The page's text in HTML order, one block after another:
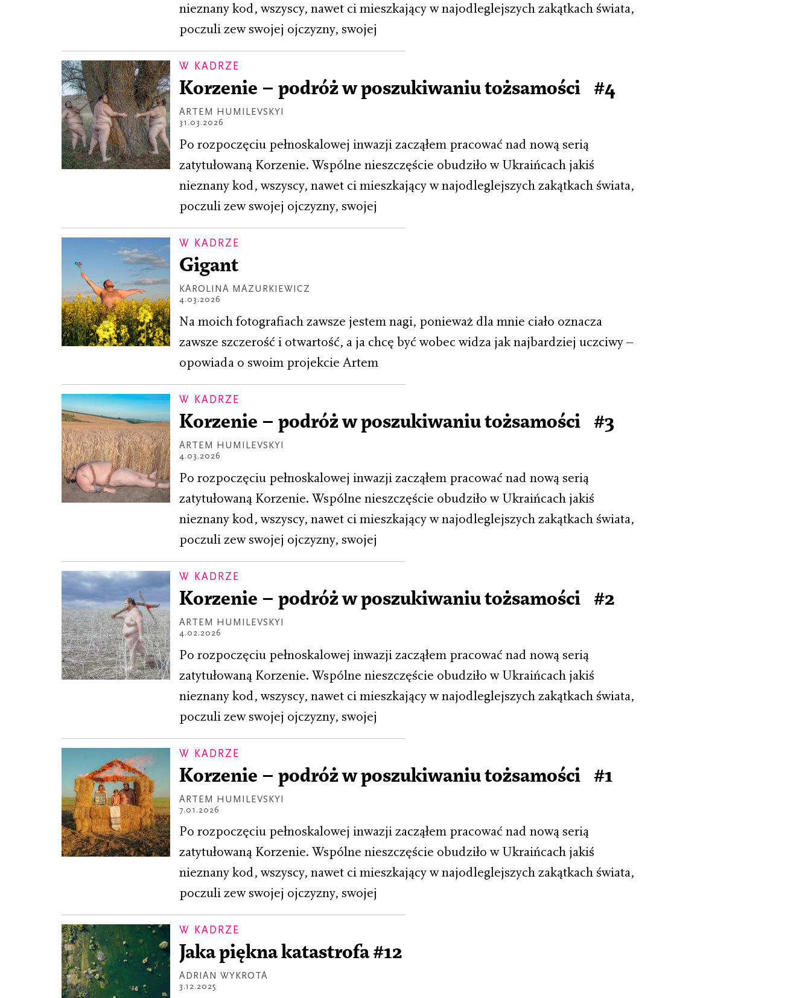
nieznany kod, wszyscy, nawet ci mieszkający w najodleglejszych zakątkach świata,
poczuli zew swojej ojczyzny, swojej
W KADRZE
Korzenie – podróż w poszukiwaniu tożsamości #4
ARTEM HUMILEVSKYI
31.03.2026
Po rozpoczęciu pełnoskalowej inwazji zacząłem pracować nad nową serią
zatytułowaną Korzenie. Wspólne nieszczęście obudziło w Ukraińcach jakiś
nieznany kod, wszyscy, nawet ci mieszkający w najodleglejszych zakątkach świata,
poczuli zew swojej ojczyzny, swojej
W KADRZE
Gigant
KAROLINA MAZURKIEWICZ
4.03.2026
Na moich fotografiach zawsze jestem nagi, ponieważ dla mnie ciało oznacza
zawsze szczerość i otwartość, a ja chcę być wobec widza jak najbardziej uczciwy –
opowiada o swoim projekcie Artem
W KADRZE
Korzenie – podróż w poszukiwaniu tożsamości #3
ARTEM HUMILEVSKYI
4.03.2026
Po rozpoczęciu pełnoskalowej inwazji zacząłem pracować nad nową serią
zatytułowaną Korzenie. Wspólne nieszczęście obudziło w Ukraińcach jakiś
nieznany kod, wszyscy, nawet ci mieszkający w najodleglejszych zakątkach świata,
poczuli zew swojej ojczyzny, swojej
W KADRZE
Korzenie – podróż w poszukiwaniu tożsamości #2
ARTEM HUMILEVSKYI
4.02.2026
Po rozpoczęciu pełnoskalowej inwazji zacząłem pracować nad nową serią
zatytułowaną Korzenie. Wspólne nieszczęście obudziło w Ukraińcach jakiś
nieznany kod, wszyscy, nawet ci mieszkający w najodleglejszych zakątkach świata,
poczuli zew swojej ojczyzny, swojej
W KADRZE
Korzenie – podróż w poszukiwaniu tożsamości #1
ARTEM HUMILEVSKYI
7.01.2026
Po rozpoczęciu pełnoskalowej inwazji zacząłem pracować nad nową serią
zatytułowaną Korzenie. Wspólne nieszczęście obudziło w Ukraińcach jakiś
nieznany kod, wszyscy, nawet ci mieszkający w najodleglejszych zakątkach świata,
poczuli zew swojej ojczyzny, swojej
W KADRZE
Jaka piękna katastrofa #12
ADRIAN WYKROTA
3.12.2025